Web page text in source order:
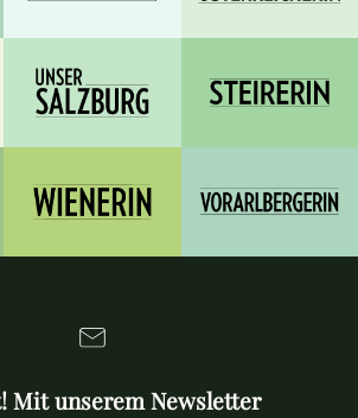
Mit unserem Newsletter